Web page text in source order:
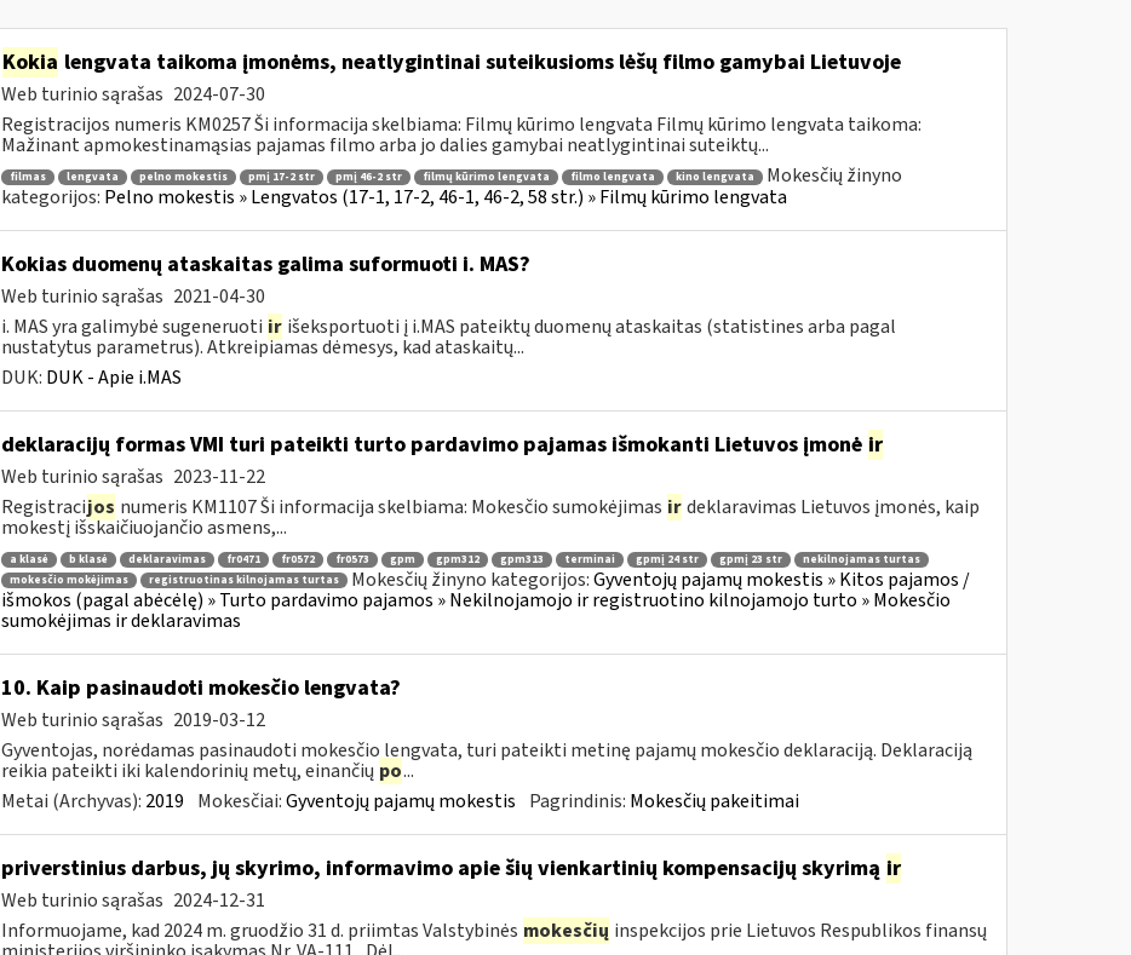
Kokia lengvata taikoma įmonėms, neatlygintinai suteikusioms lėšų filmo gamybai Lietuvoje
Web turinio sąrašas 2024-07-30
Registracijos numeris KM0257 Ši informacija skelbiama: Filmų kūrimo lengvata Filmų kūrimo lengvata taikoma:
Mažinant apmokestinamąsias pajamas filmo arba jo dalies gamybai neatlygintinai suteiktų...
filmas lengvata pelno mokestis pmį 17-2 str pmį 46-2 str filmų kūrimo lengvata filmo lengvata kino lengvata
Mokesčių žinyno
kategorijos: Pelno mokestis » Lengvatos (17-1, 17-2, 46-1, 46-2, 58 str.) » Filmų kūrimo lengvata
Kokias duomenų ataskaitas galima suformuoti i. MAS?
Web turinio sąrašas 2021-04-30
i. MAS yra galimybė sugeneruoti ir išeksportuoti į i.MAS pateiktų duomenų ataskaitas (statistines arba pagal
nustatytus parametrus). Atkreipiamas dėmesys, kad ataskaitų...
DUK: DUK - Apie i.MAS
deklaracijų formas VMI turi pateikti turto pardavimo pajamas išmokanti Lietuvos įmonė ir
Web turinio sąrašas 2023-11-22
Registracijos numeris KM1107 Ši informacija skelbiama: Mokesčio sumokėjimas ir deklaravimas Lietuvos įmonės, kaip
mokestį išskaičiuojančio asmens,...
a klasė b klasė deklaravimas fr0471 fr0572 fr0573 gpm gpm312 gpm313 terminai gpmį 24 str gpmį 23 str
nekilnojamas turtas
mokesčio mokėjimas
registruotinas kilnojamas turtas Mokesčių žinyno kategorijos:Gyventojų pajamų mokestis » Kitos pajamos /
išmokos (pagal abėcėlę) » Turto pardavimo pajamos » Nekilnojamojo ir registruotino kilnojamojo turto » Mokesčio
sumokėjimas ir deklaravimas
10. Kaip pasinaudoti mokesčio lengvata?
Web turinio sąrašas 2019-03-12
Gyventojas, norėdamas pasinaudoti mokesčio lengvata, turi pateikti metinę pajamų mokesčio deklaraciją. Deklaraciją
reikia pateikti iki kalendorinių metų, einančių po...
Metai (Archyvas): 2019 Mokesčiai:Gyventojų pajamų mokestis Pagrindinis: Mokesčių pakeitimai
priverstinius darbus, jų skyrimo, informavimo apie šių vienkartinių kompensacijų skyrimą ir
Web turinio sąrašas 2024-12-31
Informuojame, kad 2024 m. gruodžio 31 d. priimtas Valstybinės mokesčių inspekcijos prie Lietuvos Respublikos finansų